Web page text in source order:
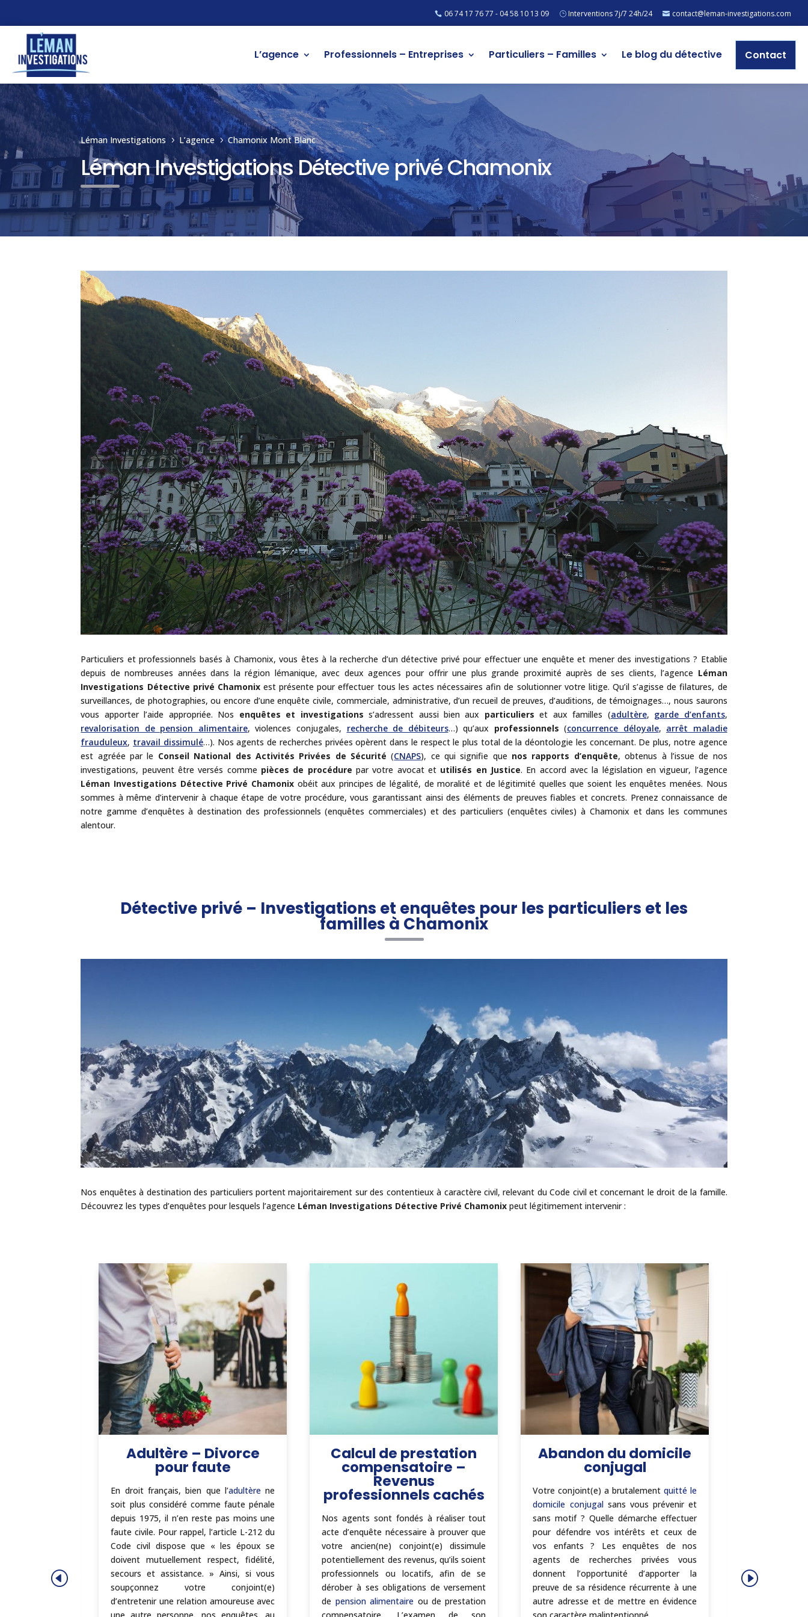
06 74 17 76 77 - 04 58 10 13 09 Interventions 7j/7 24h/24 contact@leman-investigations.com
L’agence Professionnels – Entreprises Particuliers – Familles Le blog du détective Contact
Léman Investigations 5 L’agence 5 Chamonix Mont Blanc
Léman Investigations Détective privé Chamonix
Particuliers et professionnels basés à Chamonix, vous êtes à la recherche d’un détective privé pour effectuer une enquête et mener des investigations ? Etablie
depuis de nombreuses années dans la région lémanique, avec deux agences pour offrir une plus grande proximité auprès de ses clients, l’agence Léman
Investigations Détective privé Chamonixest présente pour effectuer tous les actes nécessaires afin de solutionner votre litige. Qu’il s’agisse de filatures, de
surveillances, de photographies, ou encore d’une enquête civile, commerciale, administrative, d’un recueil de preuves, d’auditions, de témoignages…, nous saurons
vous apporter l’aide appropriée. Nos enquêtes et investigations s’adressent aussi bien aux particuliers et aux familles (adultère, garde d’enfants,
revalorisation de pension alimentaire, violences conjugales, recherche de débiteurs…) qu’aux professionnels (concurrence déloyale, arrêt maladie
frauduleux, travail dissimulé…). Nos agents de recherches privées opèrent dans le respect le plus total de la déontologie les concernant. De plus, notre agence
est agréée par le Conseil National des Activités Privées de Sécurité (CNAPS), ce qui signifie que nos rapports d’enquête, obtenus à l’issue de nos
investigations, peuvent être versés comme pièces de procédure par votre avocat et utilisés en Justice. En accord avec la législation en vigueur, l’agence
Léman Investigations Détective Privé Chamonixobéit aux principes de légalité, de moralité et de légitimité quelles que soient les enquêtes menées. Nous
sommes à même d’intervenir à chaque étape de votre procédure, vous garantissant ainsi des éléments de preuves fiables et concrets. Prenez connaissance de
notre gamme d’enquêtes à destination des professionnels (enquêtes commerciales) et des particuliers (enquêtes civiles) à Chamonix et dans les communes
alentour.
Détective privé – Investigations et enquêtes pour les particuliers et les
familles à Chamonix
Nos enquêtes à destination des particuliers portent majoritairement sur des contentieux à caractère civil, relevant du Code civil et concernant le droit de la famille.
Découvrez les types d’enquêtes pour lesquels l’agence Léman Investigations Détective Privé Chamonix peut légitimement intervenir :
revalorisation
? Nos
Adultère – Divorce
pour faute
En droit français, bien que l’adultère ne
soit plus considéré comme faute pénale
depuis 1975, il n’en reste pas moins une
faute civile. Pour rappel, l’article L-212 du
Code civil dispose que « les époux se
doivent mutuellement respect, fidélité,
secours et assistance. » Ainsi, si vous
soupçonnez votre conjoint(e)
d’entretenir une relation amoureuse avec
Calcul de prestation
compensatoire –
Revenus
professionnels cachés
Nos agents sont fondés à réaliser tout
acte d’enquête nécessaire à prouver que
votre ancien(ne) conjoint(e) dissimule
potentiellement des revenus, qu’ils soient
professionnels ou locatifs, afin de se
dérober à ses obligations de versement
de pension alimentaire ou de prestation
Abandon du domicile
conjugal
Votre conjoint(e) a brutalementquitté le
domicile conjugalsans vous prévenir et
sans motif ? Quelle démarche effectuer
pour défendre vos intérêts et ceux de
vos enfants ? Les enquêtes de nos
agents de recherches privées vous
donnent l’opportunité d’apporter la
preuve de sa résidence récurrente à une
autre adresse et de mettre en évidence
aux services
donne la